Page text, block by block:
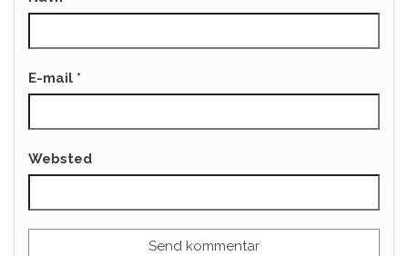
E-mail *
Websted